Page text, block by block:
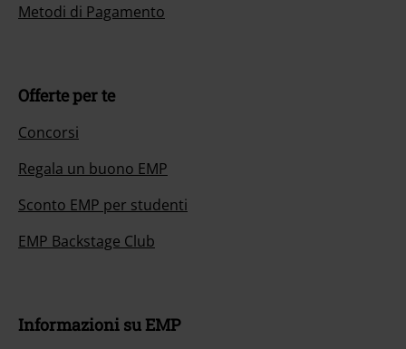
Metodi di Pagamento
Offerte per te
Concorsi
Regala un buono EMP
Sconto EMP per studenti
EMP Backstage Club
Informazioni su EMP